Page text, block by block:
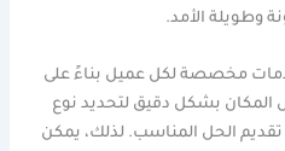
وطويلة الأمد.
مخصصة لكل عميل بناءً على
المكان بشكل دقيق لتحديد نوع
الحل المناسب. لذلك، يمكن